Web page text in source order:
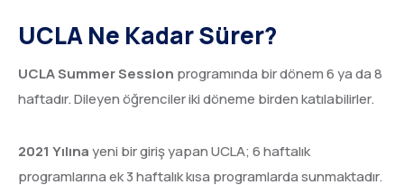
UCLA Ne Kadar Sürer?
UCLA Summer Session programında bir dönem 6 ya da 8
haftadır. Dileyen öğrenciler iki döneme birden katılabilirler.
2021 Yılınayeni bir giriş yapan UCLA; 6 haftalık
programlarına ek 3 haftalık kısa programlarda sunmaktadır.